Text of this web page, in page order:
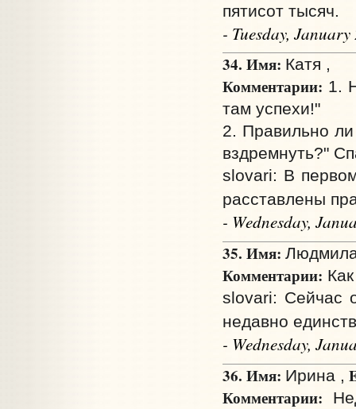
пятисот тысяч.
- Tuesday,
34. Имя: Катя ,
Комментарии: 1.
там успехи!"
2. Правильно
вздремнуть?"
slovari: В
расставлены
- Wednesday,
35. Имя:
Комментарии:
slovari: Сейчас
недавно
- Wednesday,
36. Имя: Ирина ,
Комментарии: